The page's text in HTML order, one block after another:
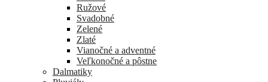
Ružové
Svadobné
Zelené
Zlaté
Vianočné a adventné
Veľkonočné a pôstne
Dalmatiky